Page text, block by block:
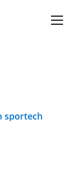
sportech